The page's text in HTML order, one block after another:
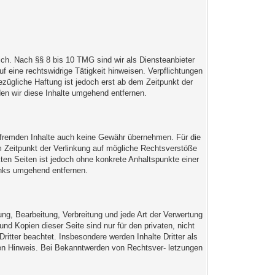
Nach §§ 8 bis 10 TMG sind wir als Diensteanbieter
eine rechtswidrige Tätigkeit hinweisen. Verpflichtungen
Haftung ist jedoch erst ab dem Zeitpunkt der
wir diese Inhalte umgehend entfernen.
Inhalte auch keine Gewähr übernehmen. Für die
der Verlinkung auf mögliche Rechtsverstöße
Seiten ist jedoch ohne konkrete Anhaltspunkte einer
umgehend entfernen.
Bearbeitung, Verbreitung und jede Art der Verwertung
Kopien dieser Seite sind nur für den privaten, nicht
beachtet. Insbesondere werden Inhalte Dritter als
Hinweis. Bei Bekanntwerden von Rechtsver- letzungen